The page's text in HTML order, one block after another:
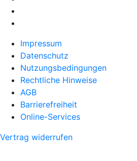
Impressum
Datenschutz
Nutzungsbedingungen
Rechtliche Hinweise
AGB
Barrierefreiheit
Online-Services
Vertrag widerrufen